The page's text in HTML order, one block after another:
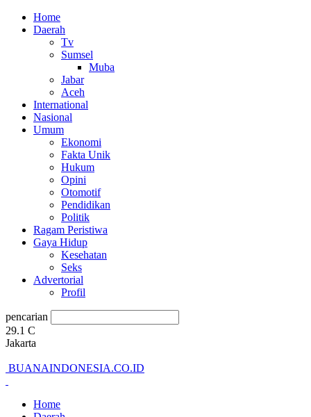
Home
Daerah
Tv
Sumsel
Muba
Jabar
Aceh
International
Nasional
Umum
Ekonomi
Fakta Unik
Hukum
Opini
Otomotif
Pendidikan
Politik
Ragam Peristiwa
Gaya Hidup
Kesehatan
Seks
Advertorial
Profil
pencarian
29.1 C
Jakarta
BUANAINDONESIA.CO.ID
Home